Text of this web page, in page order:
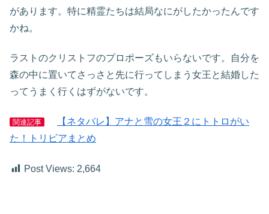
があります。特に精霊たちは結局なにがしたかったんです
かね。
ラストのクリストフのプロポーズもいらないです。自分を
森の中に置いてさっさと先に行ってしまう女王と結婚した
ってうまく行くはずがないです。
関連記事
【ネタバレ】アナと雪の女王２にトトロがい
た！トリビアまとめ
Post Views: 2,664